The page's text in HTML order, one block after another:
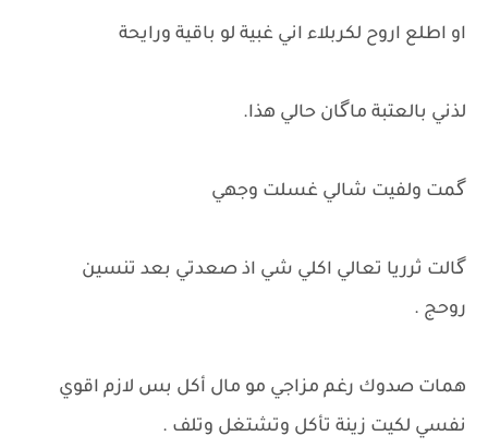
او اطلع اروح لكربلاء اني غبية لو باقية ورايحة
لذني بالعتبة ماگان حالي هذا.
گمت ولفيت شالي غسلت وجهي
گالت ثرريا تعالي اكلي شي اذ صعدتي بعد تنسين
روحج .
همات صدوك رغم مزاجي مو مال أكل بس لازم اقوي
نفسي لكيت زينة تأكل وتشتغل وتلف .